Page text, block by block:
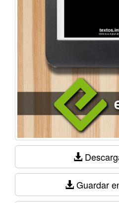
Guardar